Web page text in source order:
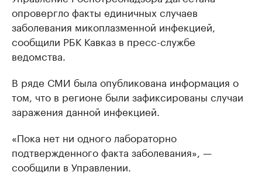
опровергло факты единичных случаев
заболевания микоплазменной инфекцией,
сообщили РБК Кавказ в пресс-службе
ведомства.
В ряде СМИ была опубликована информация о
том, что в регионе были зафиксированы случаи
заражения данной инфекцией.
«Пока нет ни одного лабораторно
подтвержденного факта заболевания», —
сообщили в Управлении.